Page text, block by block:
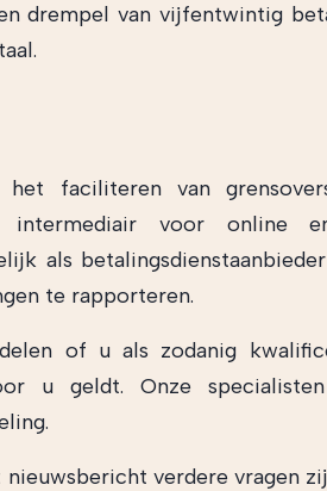
drempel van vijfentwintig
faciliteren van
intermediair voor online
als
te rapporteren.
of u als zodanig
u geldt. Onze
verdere vragen